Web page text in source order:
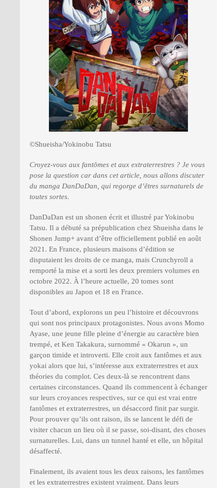
©Shueisha/Yokinobu Tatsu
Croyez-vous aux fantômes et aux extraterrestres ? Je vous
pose la question car dans cet article, nous allons discuter
du manga DanDaDan, qui regorge d’êtres surnaturels de
toutes sortes.
DanDaDan est un shonen écrit et illustré par Yokinobu
Tatsu. Il a débuté sa prépublication chez Shueisha dans le
Shonen Jump+ avant d’être officiellement publié en août
2021. En France, plusieurs maisons d’édition se
disputaient les droits de ce manga, mais Crunchyroll a
remporté la mise et a sorti les deux premiers volumes en
octobre 2022. À l’heure actuelle, 20 tomes sont
disponibles au Japon et 18 en France.
Tout d’abord, explorons un peu l’histoire et découvrons
qui sont nos principaux protagonistes. Nous avons Momo
Ayase, une jeune fille pleine d’énergie au caractère bien
trempé, et Ken Takakura, surnommé « Okarun », un
garçon timide et introverti. Elle croit aux fantômes et aux
yokai alors que lui, s’intéresse aux extraterrestres et aux
théories du complot. Ces deux-là se rencontrent dans
certaines circonstances. Quand ils commencent à échanger
sur leurs croyances respectives, sur ce qui est vrai entre
fantômes et extraterrestres, un désaccord finit par surgir.
Pour prouver qu’ils ont raison, ils se lancent le défi de
visiter chacun un lieu où il se passe, soi-disant, des choses
surnaturelles. Lui, dans un tunnel hanté et elle, un hôpital
désaffecté.
Finalement, ils avaient tous les deux raisons, les fantômes
et les extraterrestres existent vraiment. Dans leurs